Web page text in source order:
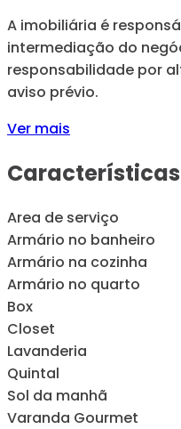
A imobiliária é
intermediação do
responsabilidade por
aviso prévio.
Ver mais
Características
Area de serviço
Armário no banheiro
Armário na cozinha
Armário no quarto
Box
Closet
Lavanderia
Quintal
Sol da manhã
Varanda Gourmet